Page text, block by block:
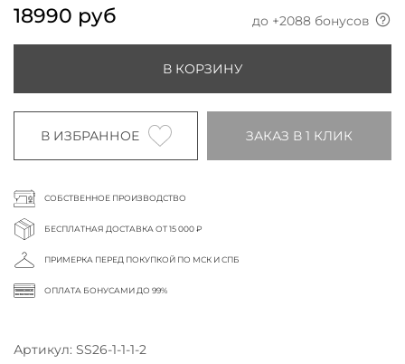
18990 руб до +2088 бонусов
В КОРЗИНУ
В ИЗБРАННОЕ ЗАКАЗ В 1 КЛИК
СОБСТВЕННОЕ ПРОИЗВОДСТВО
БЕСПЛАТНАЯ ДОСТАВКА ОТ 15 000 ₽
ПРИМЕРКА ПЕРЕД ПОКУПКОЙ ПО МСК И СПБ
ОПЛАТА БОНУСАМИ ДО 99%
Артикул: SS26-1-1-1-2